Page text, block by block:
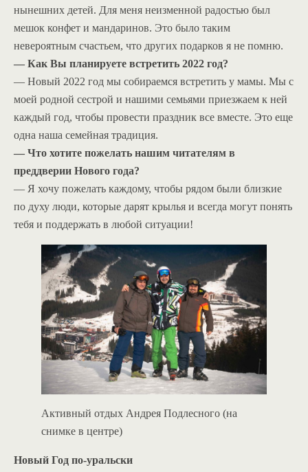
нынешних детей. Для меня неизменной радостью был
мешок конфет и мандаринов. Это было таким
невероятным счастьем, что других подарков я не помню.
— Как Вы планируете встретить 2022 год?
— Новый 2022 год мы собираемся встретить у мамы. Мы с
моей родной сестрой и нашими семьями приезжаем к ней
каждый год, чтобы провести праздник все вместе. Это еще
одна наша семейная традиция.
— Что хотите пожелать нашим читателям в
преддверии Нового года?
— Я хочу пожелать каждому, чтобы рядом были близкие
по духу люди, которые дарят крылья и всегда могут понять
тебя и поддержать в любой ситуации!
Активный отдых Андрея Подлесного (на
снимке в центре)
Новый Год по-уральски